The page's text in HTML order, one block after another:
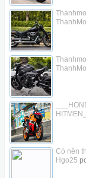
Có nên
Hgo25